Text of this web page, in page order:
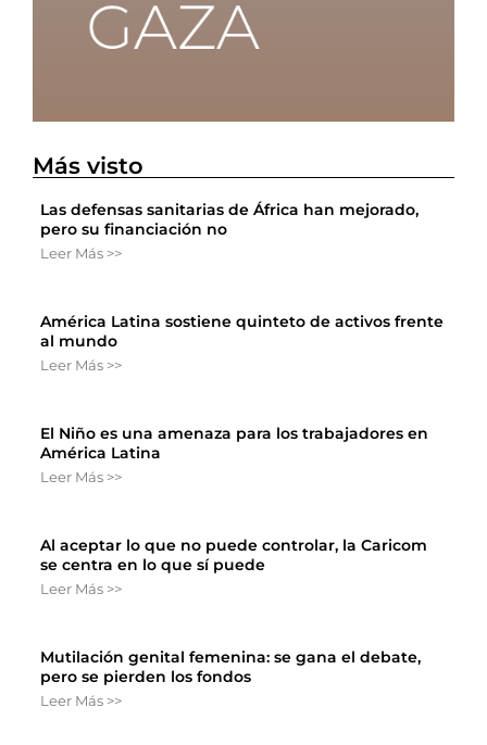
Más visto
Las defensas sanitarias de África han mejorado,
pero su financiación no
Leer Más >>
América Latina sostiene quinteto de activos frente
al mundo
Leer Más >>
El Niño es una amenaza para los trabajadores en
América Latina
Leer Más >>
Al aceptar lo que no puede controlar, la Caricom
se centra en lo que sí puede
Leer Más >>
Mutilación genital femenina: se gana el debate,
pero se pierden los fondos
Leer Más >>